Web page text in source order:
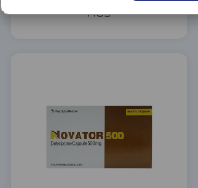
AUS
AUS